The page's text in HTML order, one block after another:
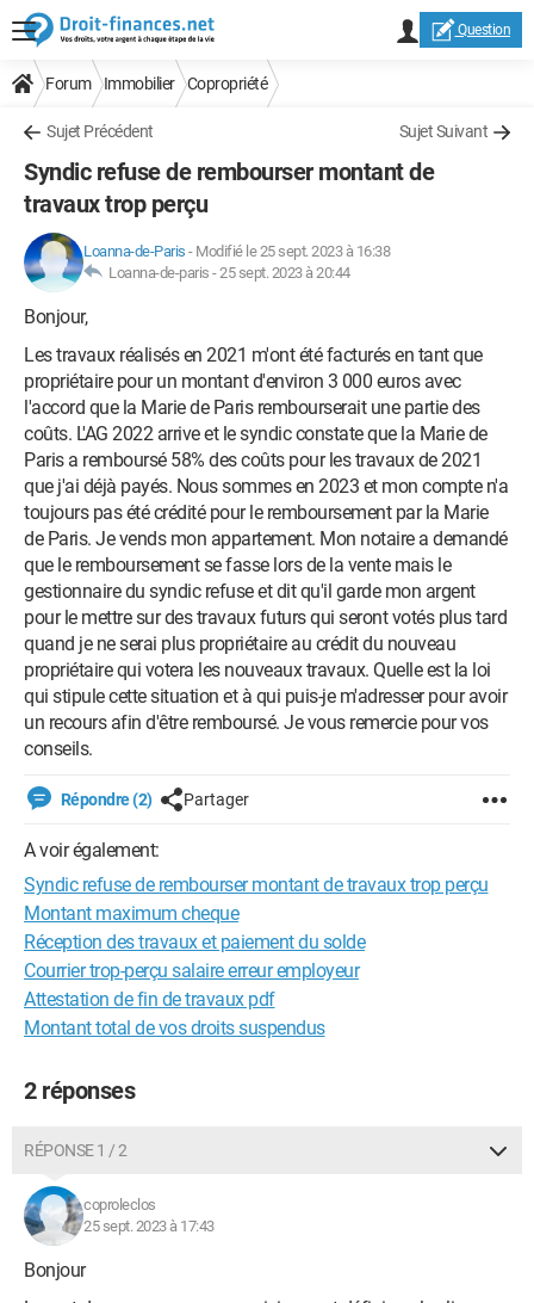
Question
Forum Immobilier Copropriété
Sujet Précédent Sujet Suivant
Syndic refuse de rembourser montant de
travaux trop perçu
Loanna-de-Paris - Modifié le 25 sept. 2023 à 16:38
Loanna-de-paris -25 sept. 2023 à 20:44
Bonjour,
Les travaux réalisés en 2021 m'ont été facturés en tant que
propriétaire pour un montant d'environ 3 000 euros avec
l'accord que la Marie de Paris rembourserait une partie des
coûts. L'AG 2022 arrive et le syndic constate que la Marie de
Paris a remboursé 58% des coûts pour les travaux de 2021
que j'ai déjà payés. Nous sommes en 2023 et mon compte n'a
toujours pas été crédité pour le remboursement par la Marie
de Paris. Je vends mon appartement. Mon notaire a demandé
que le remboursement se fasse lors de la vente mais le
gestionnaire du syndic refuse et dit qu'il garde mon argent
pour le mettre sur des travaux futurs qui seront votés plus tard
quand je ne serai plus propriétaire au crédit du nouveau
propriétaire qui votera les nouveaux travaux. Quelle est la loi
qui stipule cette situation et à qui puis-je m'adresser pour avoir
un recours afin d'être remboursé. Je vous remercie pour vos
conseils.
Répondre (2) Partager
A voir également:
Syndic refuse de rembourser montant de travaux trop perçu
Montant maximum cheque
Réception des travaux et paiement du solde
Courrier trop-perçu salaire erreur employeur
Attestation de fin de travaux pdf
Montant total de vos droits suspendus
2 réponses
RÉPONSE 1 / 2
coproleclos
25 sept. 2023 à 17:43
Bonjour